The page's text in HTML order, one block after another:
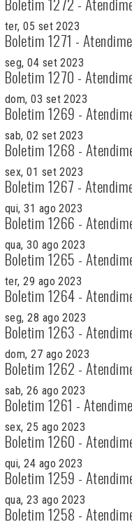
ter, 05 set 2023
Boletim 1271 -
seg, 04 set 2023
Boletim 1270 -
dom, 03 set 2023
Boletim 1269 -
sab, 02 set 2023
Boletim 1268 -
sex, 01 set 2023
Boletim 1267 -
qui, 31 ago 2023
Boletim 1266 -
qua, 30 ago 2023
Boletim 1265 -
ter, 29 ago 2023
Boletim 1264 -
seg, 28 ago 2023
Boletim 1263 -
dom, 27 ago 2023
Boletim 1262 -
sab, 26 ago 2023
Boletim 1261 -
sex, 25 ago 2023
Boletim 1260 -
qui, 24 ago 2023
Boletim 1259 -
qua, 23 ago 2023
Boletim 1258 -